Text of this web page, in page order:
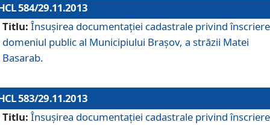
584/29.11.2013
Titlu: Însuşirea documentaţiei cadastrale privind
domeniul public al Municipiului Braşov, a străzii Matei
Basarab.
583/29.11.2013
Titlu: Însuşirea documentaţiei cadastrale privind